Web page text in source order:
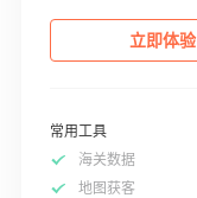
立即体验
常用工具
海关数据
地图获客